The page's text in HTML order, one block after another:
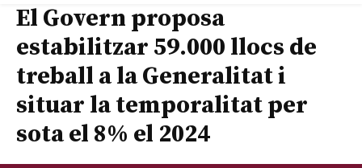
El Govern proposa
estabilitzar 59.000 llocs de
treball a la Generalitat i
situar la temporalitat per
sota el 8% el 2024